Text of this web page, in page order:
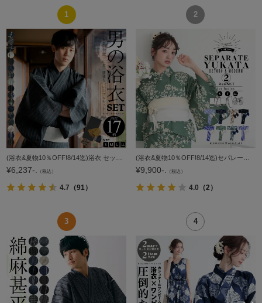
¥6,237-. （税込）
4.7 （91）
¥9,900-. （税込）
4.0 （2）